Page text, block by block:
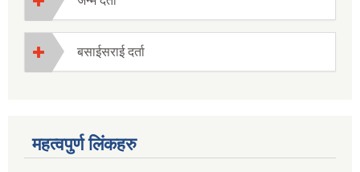
बसाईसराई दर्ता
महत्वपुर्ण लिंकहरु